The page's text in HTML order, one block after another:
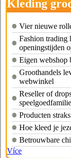
Kleding
Vier nieuwe
Fashion trading
openingstijden
Eigen webshop
Groothandels
webwinkel
Reseller of
Producten
Hoe kleed je
Betrouwbare
Více